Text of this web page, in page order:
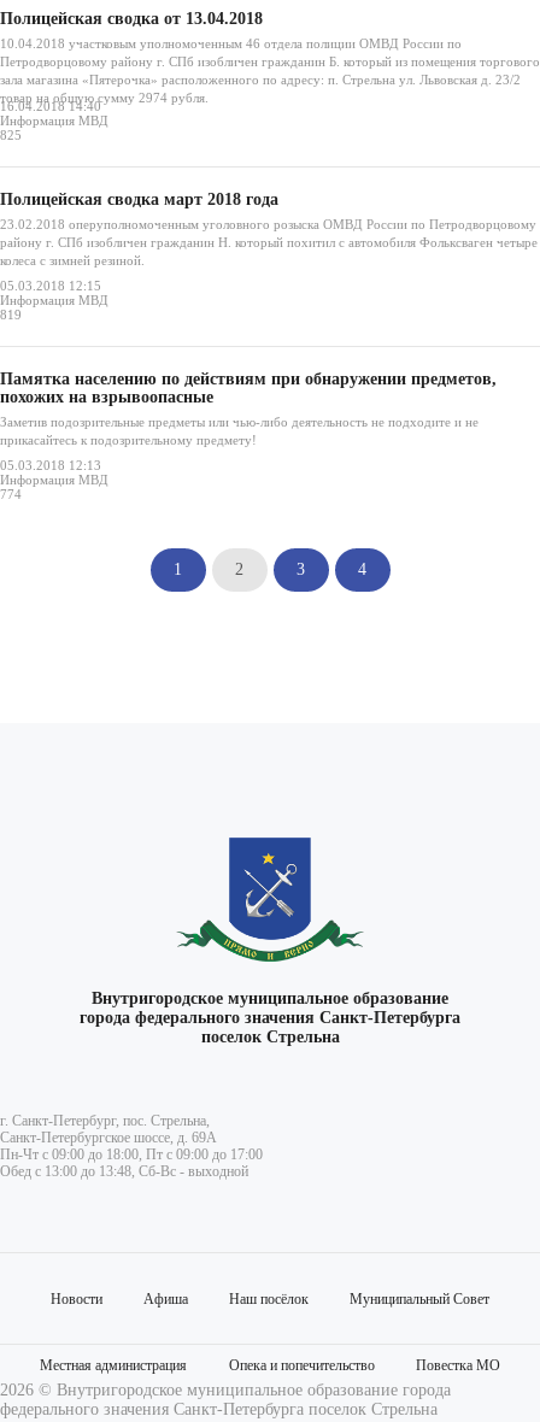
Полицейская сводка от 13.04.2018
10.04.2018 участковым уполномоченным 46 отдела полиции ОМВД России по
Петродворцовому району г. СПб изобличен гражданин Б. который из помещения торгового
зала магазина «Пятерочка» расположенного по адресу: п. Стрельна ул. Львовская д. 23/2
товар на общую сумму 2974 рубля.
16.04.2018 14:40
Информация МВД
825
Полицейская сводка март 2018 года
23.02.2018 оперуполномоченным уголовного розыска ОМВД России по Петродворцовому
району г. СПб изобличен гражданин Н. который похитил с автомобиля Фольксваген четыре
колеса с зимней резиной.
05.03.2018 12:15
Информация МВД
819
Памятка населению по действиям при обнаружении предметов,
похожих на взрывоопасные
Заметив подозрительные предметы или чью-либо деятельность не подходите и не
прикасайтесь к подозрительному предмету!
05.03.2018 12:13
Информация МВД
774
1 2 3 4
Внутригородское муниципальное образование
города федерального значения Санкт-Петербурга
поселок Стрельна
г. Санкт-Петербург, пос. Стрельна,
Санкт-Петербургское шоссе, д. 69А
Пн-Чт с 09:00 до 18:00, Пт с 09:00 до 17:00
Обед с 13:00 до 13:48, Сб-Вс - выходной
Новости Афиша Наш посёлок Муниципальный Совет
Местная администрация Опека и попечительство Повестка МО
2026 © Внутригородское муниципальное образование города
федерального значения Санкт-Петербурга поселок Стрельна